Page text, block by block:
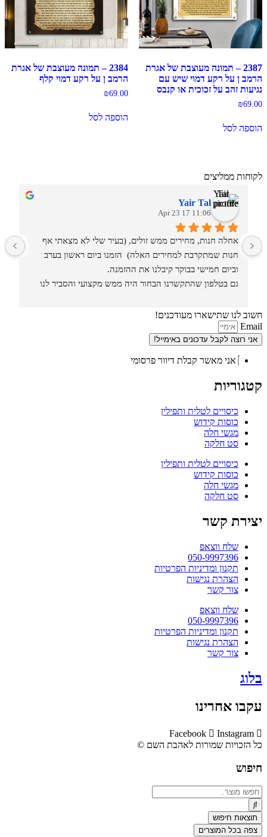
2387 – תמונה מעוצבת של אגרת
הרמב ן על רקע דמוי שיש עם
נגיעות זהב על זכוכית או קנבס
₪69.00
הוספה לסל
2384 – תמונה מעוצבת של אגרת
הרמב ן על רקע דמוי קלף
₪69.00
הוספה לסל
לקוחות ממליצים
Yair Tal
11:06 17 Apr 23
וביום חמישי בבוקר קיבלנו את ההזמנה.
חשוב לנו שתישארו מעודכנים!
Email
אני רוצה לקבל עדכונים באימייל!
אני מאשר קבלת דיוור פרסומי
קטגוריות
כיסויים לטלית ותפילין
כוסות קידוש
מגשי חלה
סט חלקה
כיסויים לטלית ותפילין
כוסות קידוש
מגשי חלה
סט חלקה
יצירת קשר
שלח ווצאפ
050-9997396
תקנון ומדיניות הפרטיות
הצהרת נגישות
צור קשר
שלח ווצאפ
050-9997396
תקנון ומדיניות הפרטיות
הצהרת נגישות
צור קשר
בלוג
עקבו אחרינו
Facebook
Instagram
כל הזכויות שמורות לאהבת השם ©​
חיפוש
Search
...
תוצאות חיפוש
צפה בכל המוצרים